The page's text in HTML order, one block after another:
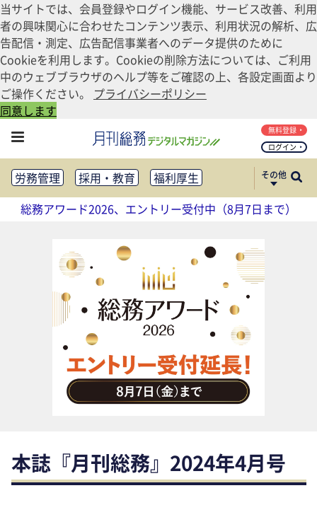
当サイトでは、会員登録やログイン機能、サービス改善、利用
者の興味関心に合わせたコンテンツ表示、利用状況の解析、広
告配信・測定、広告配信事業者へのデータ提供のために
Cookieを利用します。Cookieの削除方法については、ご利用
中のウェブブラウザのヘルプ等をご確認の上、各設定画面より
ご操作ください。 プライバシーポリシー
同意します
ログイン
無料登録
労務管理 採用・教育
福利厚生
健康経営
働き方改革
法務・コンプライアンス
リスクマネジメント・BCP
社外・社内広報
社外・社内コミュニケーション活性化
FM・オフィス移転
CSR・SDGs
テクノロジー活用・DX
助成金・補助金・コスト削減
アウトソーシング・BPO
調査・レポート
その他
総務アワード2026、エントリー受付中（8月7日まで）
本誌『月刊総務』2024年4月号